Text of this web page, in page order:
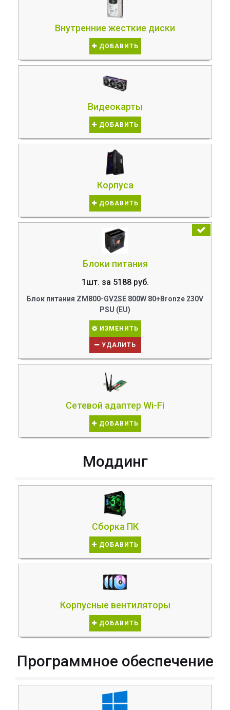
Внутренние жесткие диски
ДОБАВИТЬ
Видеокарты
ДОБАВИТЬ
Корпуса
ДОБАВИТЬ
Блоки питания
1шт. за 5188 руб.
Блок питания ZM800-GV2SE 800W 80+Bronze 230V
PSU (EU)
ИЗМЕНИТЬ
УДАЛИТЬ
Сетевой адаптер Wi-Fi
ДОБАВИТЬ
Моддинг
Сборка ПК
ДОБАВИТЬ
Корпусные вентиляторы
ДОБАВИТЬ
Программное обеспечение